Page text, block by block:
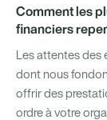
Comment les
financiers
Les attentes des
dont nous
offrir des
ordre à votre